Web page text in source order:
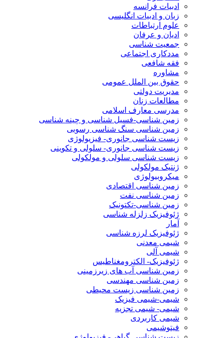
ادبیات فرانسه
زبان و ادبیات انگلیسی
علوم ارتباطات
ادیان و عرفان
جمعیت شناسی
مددکاری اجتماعی
فقه شافعی
مشاوره
حقوق بین الملل عمومی
مدیریت دولتی
مطالعات زنان
مدرسی معارف اسلامی
زمین شناسی-فسیل شناسی و چینه شناسی
زمین شناسی سنگ شناسی رسوبی
زیست شناسی جانوری- فیزیولوژی
زیست شناسی جانوری- سلولی و تکوینی
زیست شناسی سلولی و مولکولی
ژنتیک مولکولی
میکروبیولوژی
زمین شناسی اقتصادی
زمین شناسی نفت
زمین شناسی-تکتونیک
ژئوفیزیک زلزله شناسی
آمار
ژئوفیزیک لرزه شناسی
شیمی معدنی
شیمی آلی
ژئوفیزیک- الکترومغناطیس
زمین شناسی آب های زیرزمینی
زمین شناسی مهندسی
زمین شناسی زیست محیطی
شیمی-شیمی فیزیک
شیمی- شیمی تجزیه
شیمی کاربردی
فیتوشیمی